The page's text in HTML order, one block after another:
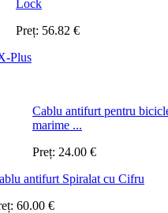
Lock
Preț: 56.82 €
Plus
Cablu antifurt pentru
marime ...
Preț: 24.00 €
antifurt Spiralat cu Cifru
60.00 €